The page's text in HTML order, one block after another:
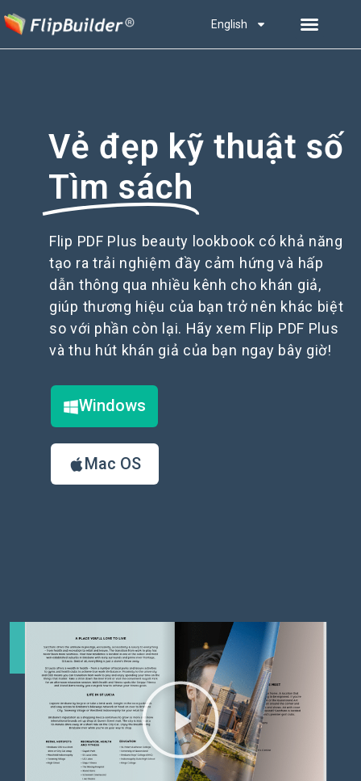
English
Vẻ đẹp kỹ thuật số
Tìm sách
Flip PDF Plus beauty lookbook có khả năng
tạo ra trải nghiệm đầy cảm hứng và hấp
dẫn thông qua nhiều kênh cho khán giả,
giúp thương hiệu của bạn trở nên khác biệt
so với phần còn lại. Hãy xem Flip PDF Plus
và thu hút khán giả của bạn ngay bây giờ!
Windows
Mac OS